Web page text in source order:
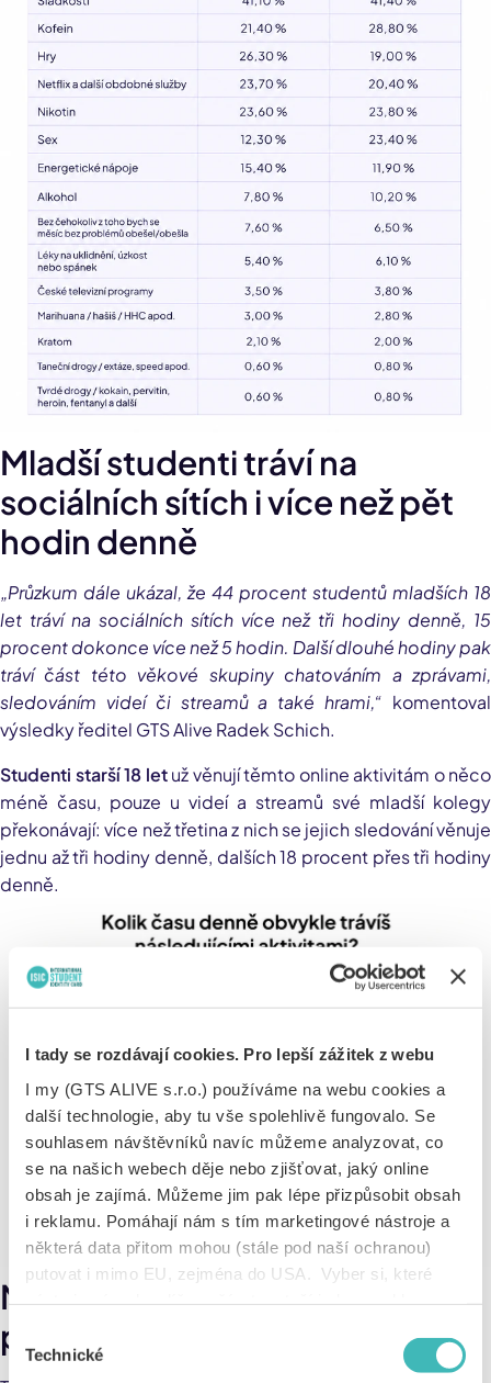
I tady se rozdávají cookies. Pro lepší zážitek z webu
I my (GTS ALIVE s.r.o.) používáme na webu cookies a
další technologie, aby tu vše spolehlivě fungovalo. Se
souhlasem návštěvníků navíc můžeme analyzovat, co
se na našich webech děje nebo zjišťovat, jaký online
obsah je zajímá. Můžeme jim pak lépe přizpůsobit obsah
i reklamu. Pomáhají nám s tím marketingové nástroje a
některá data přitom mohou (stále pod naší ochranou)
putovat i mimo EU, zejména do USA. Vyber si, které
v sekci „Detaily“. Svoji volbu můžeš kdykoliv změnit v
„Nastavení cookies“ (ikonka v zápatí webu). Vše o tom,
Výběr
souhlasu
Technické
Mladší studenti tráví na
sociálních sítích i více než pět
hodin denně
„Průzkum dále ukázal, že 44 procent studentů mladších 18
let tráví na sociálních sítích více než tři hodiny denně, 15
procent dokonce více než 5 hodin. Další dlouhé hodiny pak
tráví část této věkové skupiny chatováním a zprávami,
sledováním videí či streamů a také hrami,“ komentoval
výsledky ředitel GTS Alive Radek Schich.
Studenti starší 18 letuž věnují těmto online aktivitám o něco
méně času, pouze u videí a streamů své mladší kolegy
překonávají: více než třetina z nich se jejich sledování věnuje
jednu až tři hodiny denně, dalších 18 procent přes tři hodiny
denně.
Mobil kontrolují hned po
probuzení i před spaním